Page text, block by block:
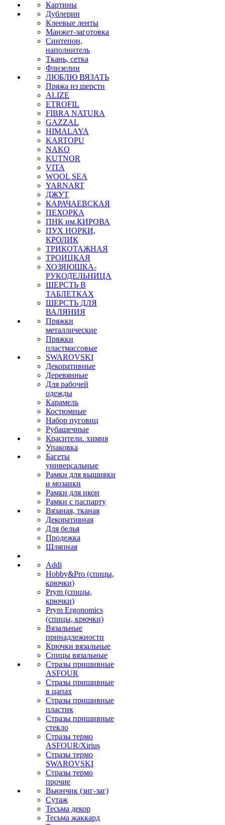
Картины
Дублерин
Клеевые ленты
Манжет-заготовка
Синтепон,
наполнитель
Ткань, сетка
Флизелин
ЛЮБЛЮ ВЯЗАТЬ
Пряжа из шерсти
ALIZE
ETROFIL
FIBRA NATURA
GAZZAL
HIMALAYA
KARTOPU
NAKO
KUTNOR
VITA
WOOL SEA
YARNART
ДЖУТ
КАРАЧАЕВСКАЯ
ПЕХОРКА
ПНК им.КИРОВА
ПУХ НОРКИ,
КРОЛИК
ТРИКОТАЖНАЯ
ТРОИЦКАЯ
ХОЗЯЮШКА-
РУКОДЕЛЬНИЦА
ШЕРСТЬ В
ТАБЛЕТКАХ
ШЕРСТЬ ДЛЯ
ВАЛЯНИЯ
Пряжки
металлические
Пряжки
пластмассовые
SWAROVSKI
Декоративные
Деревянные
Для рабочей
одежды
Карамель
Костюмные
Набор пуговиц
Рубашечные
Красители. химия
Упаковка
Багеты
универсальные
Рамки для вышивки
и мозаики
Рамки для икон
Рамки с паспарту
Вязаная, тканая
Декоративная
Для белья
Продежка
Шляпная
Addi
Hobby&Pro (спицы,
крючки)
Prym (спицы,
крючки)
Prym Ergonomics
(спицы, крючки)
Вязальные
принадлежности
Крючки вязальные
Спицы вязальные
Стразы пришивные
ASFOUR
Стразы пришивные
в цапах
Стразы пришивные
пластик
Стразы пришивные
стекло
Стразы термо
ASFOUR/Xirius
Стразы термо
SWAROVSKI
Стразы термо
прочие
Вьюнчик (зиг-заг)
Сутаж
Тесьма декор
Тесьма жаккард